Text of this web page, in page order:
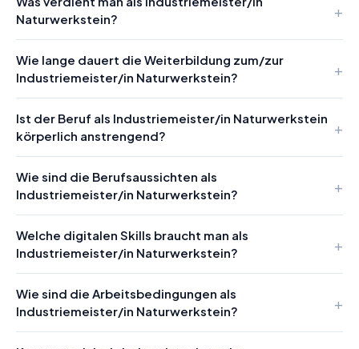
Naturwerkstein?
Wie lange dauert die Weiterbildung zum/zur
Industriemeister/in Naturwerkstein?
Ist der Beruf als Industriemeister/in Naturwerkstein
körperlich anstrengend?
Wie sind die Berufsaussichten als
Industriemeister/in Naturwerkstein?
Welche digitalen Skills braucht man als
Industriemeister/in Naturwerkstein?
Wie sind die Arbeitsbedingungen als
Industriemeister/in Naturwerkstein?